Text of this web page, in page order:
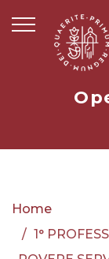
Home
1°